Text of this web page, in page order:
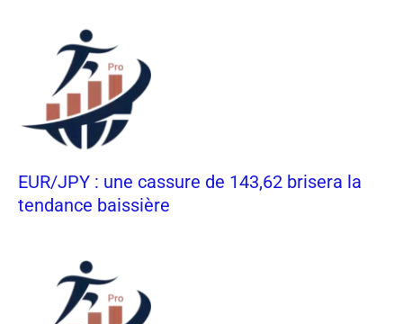
EUR/JPY : une cassure de 143,62 brisera la
tendance baissière